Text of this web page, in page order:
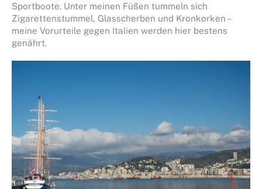
Sportboote. Unter meinen Füßen tummeln sich
Zigarettenstummel, Glasscherben und Kronkorken –
meine Vorurteile gegen Italien werden hier bestens
genährt.